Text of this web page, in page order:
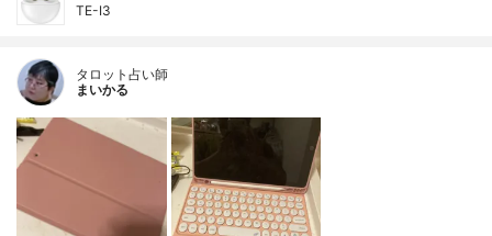
TE-I3
タロット占い師
まいかる